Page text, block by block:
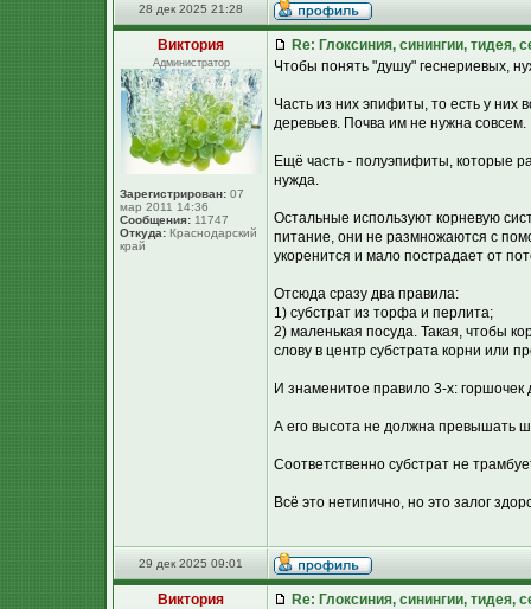
28 дек 2025 21:28
Виктория
Администратор
Зарегистрирован: 07
мар 2011 14:36
Сообщения: 11747
Откуда: Краснодарский
край
Re: Глоксиния, синингии, тидея,
Чтобы понять "душу" геснериевых,
Часть из них эпифиты, то есть у них
деревьев. Почва им не нужна совсем.
Ещё часть - полуэпифиты, которые
нужда.
Остальные используют корневую
питание, они не размножаются с
укоренится и мало пострадает от
Отсюда сразу два правила:
1) субстрат из торфа и перлита;
2) маленькая посуда. Такая, чтобы
слову в центр субстрата корни или
И знаменитое правило 3-х:
А его высота не должна превышать
Соответственно субстрат не
Всё это нетипично, но это залог
29 дек 2025 09:01
Виктория
Re: Глоксиния, синингии, тидея,